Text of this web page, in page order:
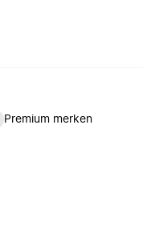
Premium merken